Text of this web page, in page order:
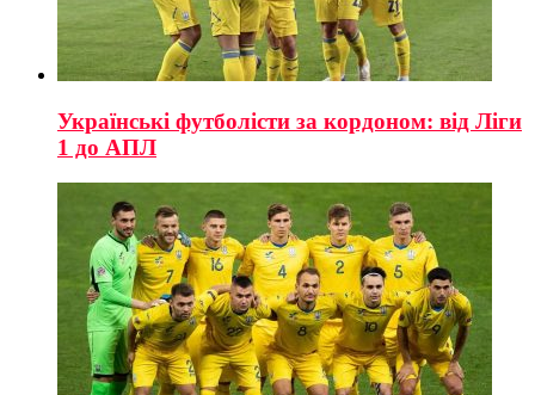
Українські футболісти за кордоном: від Ліги
1 до АПЛ